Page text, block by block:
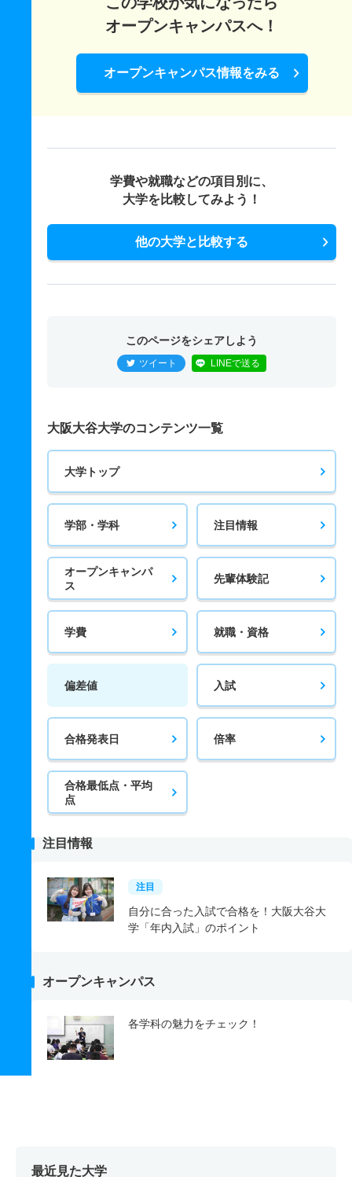
オープンキャンパスへ！
オープンキャンパス情報をみる
学費や就職などの項目別に、
大学を比較してみよう！
他の大学と比較する
このページをシェアしよう
ツイート LINEで送る
大阪大谷大学のコンテンツ一覧
大学トップ
学部・学科 注目情報
オープンキャンパ
ス
先輩体験記
学費 就職・資格
偏差値 入試
合格発表日 倍率
合格最低点・平均
点
注目情報
注目
自分に合った入試で合格を！大阪大谷大
学「年内入試」のポイント
オープンキャンパス
各学科の魅力をチェック！
最近見た大学